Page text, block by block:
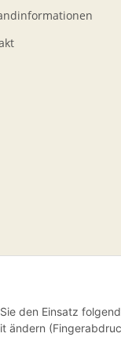
den Einsatz
ändern